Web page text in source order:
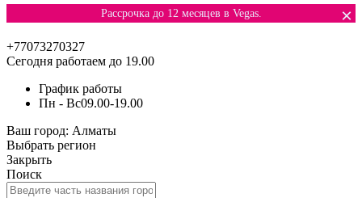
Рассрочка до 12 месяцев в Vegas. ×
+77073270327
Сегодня работаем до 19.00
График работы
Пн - Вс09.00-19.00
Ваш город: Алматы
Выбрать регион
Закрыть
Поиск